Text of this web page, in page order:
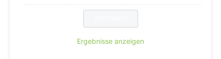
Ergebnisse anzeigen